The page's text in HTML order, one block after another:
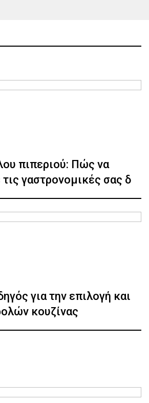
πιπεριού: Πώς να
γαστρονομικές σας δ
για την επιλογή και
κουζίνας